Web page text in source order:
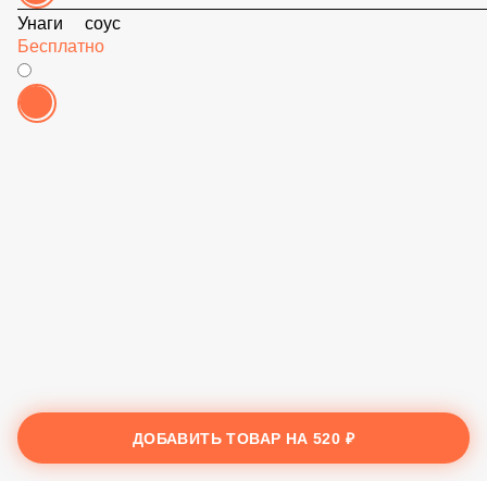
Унаги соус
Бесплатно
ДОБАВИТЬ ТОВАР НА520 ₽